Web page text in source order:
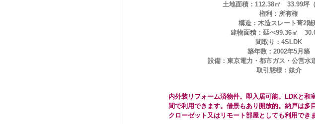
土地面積：112.38㎡ 33.99坪（
権利：所有権
構造：木造スレート葺2階
建物面積：延べ99.36㎡
間取り：4SLDK
築年数：2002年5月築
設備：東京電力・都市ガス・公営
取引態様：媒介
内外装リフォーム済物件。即入居可能。LDKと和
間で利用できます。借景もあり開放的。納戸は多
クローゼット又はリモート部屋としても利用でき